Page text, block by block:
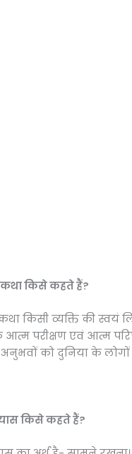
किसे कहते हैं?
किसी व्यक्ति की स्वयं
परीक्षण एवं आत्म
को दुनिया के लोगों
किसे कहते हैं?